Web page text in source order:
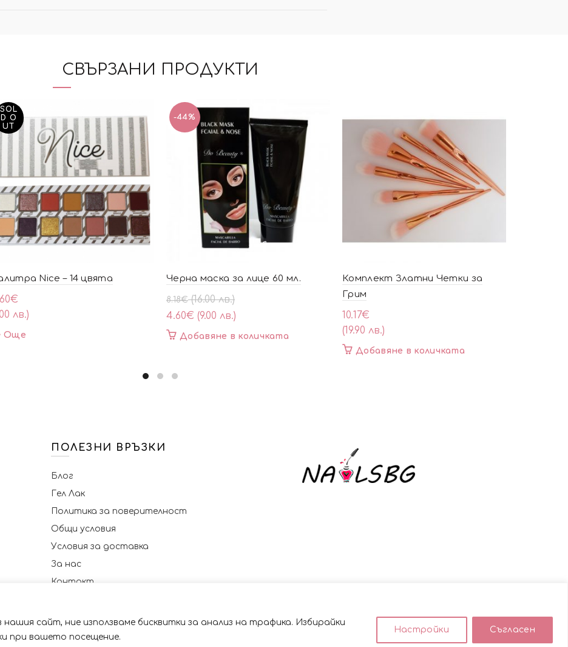
сайт, ние използваме бисквитки за анализ на трафика. Избирайки
при вашето посещение.
Настройки Съгласен
СВЪРЗАНИ ПРОДУКТИ
SOL
D O
UT
Nice – 14 цвята
€
лв.)
Още
-44%
Черна маска за лице 60 мл.
8.18€ (16.00 лв.)
Original
price
was:
8.18€
лв.).
4.60€ (9.00 лв.)
Текущата
цена
е:
4.60€
лв.).
Добавяне в количката
Комплект Златни Четки за
Грим
10.17€
(19.90 лв.)
Добавяне в количката
ПОЛЕЗНИ ВРЪЗКИ
Блог
Гел Лак
Политика за поверителност
Общи условия
Условия за доставка
За нас
Контакт
© 2023 NAILSBG. Всички права запазени
със сайта. Като ползвате сайта Вие се съгласявате с използването им.